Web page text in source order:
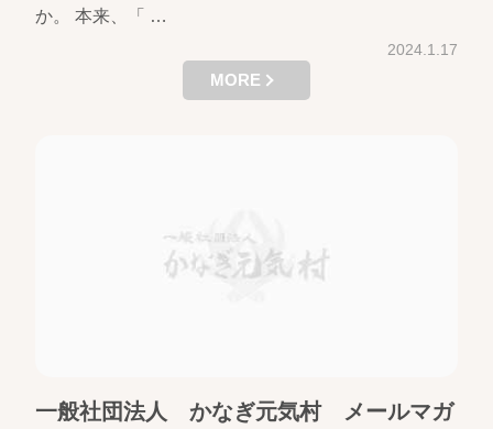
か。 本来、「 …
2024.1.17
MORE
一般社団法人 かなぎ元気村 メールマガ